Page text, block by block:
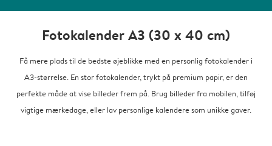
Fotokalender A3 (30 x 40 cm)
Få mere plads til de bedste øjeblikke med en personlig fotokalender i
A3-størrelse. En stor fotokalender, trykt på premium papir, er den
perfekte måde at vise billeder frem på. Brug billeder fra mobilen, tilføj
vigtige mærkedage, eller lav personlige kalendere som unikke gaver.